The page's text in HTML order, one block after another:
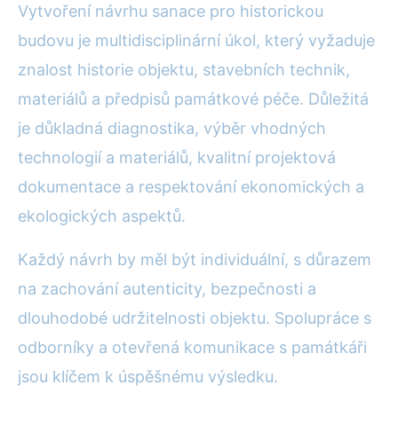
Vytvoření návrhu sanace pro historickou
budovu je multidisciplinární úkol, který vyžaduje
znalost historie objektu, stavebních technik,
materiálů a předpisů památkové péče. Důležitá
je důkladná diagnostika, výběr vhodných
technologií a materiálů, kvalitní projektová
dokumentace a respektování ekonomických a
ekologických aspektů.
Každý návrh by měl být individuální, s důrazem
na zachování autenticity, bezpečnosti a
dlouhodobé udržitelnosti objektu. Spolupráce s
odborníky a otevřená komunikace s památkáři
jsou klíčem k úspěšnému výsledku.